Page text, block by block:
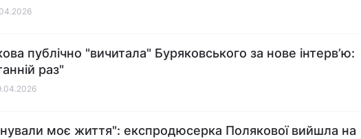
публічно "вичитала" Буряковського за нове інтерв’ю:
раз"
моє життя": експродюсерка Полякової вийшла на